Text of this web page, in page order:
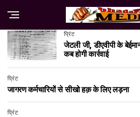
प्रिंट
जेटली जी, डीएवीपी के
कब होगी कार्रवाई
प्रिंट
जागरण कर्मचारियों से सीखो हक़ के लिए लड़ना
प्रिंट